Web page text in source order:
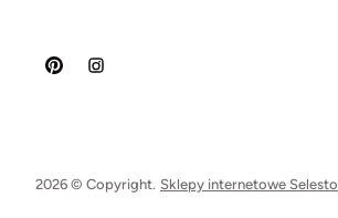
2026 © Copyright. Sklepy internetowe Selesto